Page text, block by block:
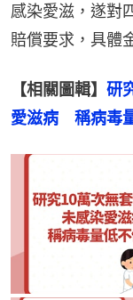
感染愛滋，遂對
賠償要求，具體
【相關圖輯】 研
愛滋病　稱病毒